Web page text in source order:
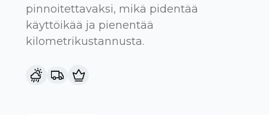
pinnoitettavaksi, mikä pidentää
käyttöikää ja pienentää
kilometrikustannusta.